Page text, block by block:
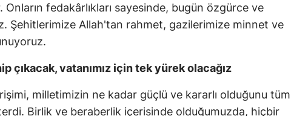
Konya
Kütahya
Kahramanmaraş
Onların fedakârlıkları sayesinde, bugün özgürce ve
Şehitlerimize Allah'tan rahmet, gazilerimize minnet ve
çıkacak, vatanımız için tek yürek olacağız
milletimizin ne kadar güçlü ve kararlı olduğunu tüm
Birlik ve beraberlik içerisinde olduğumuzda, hiçbir